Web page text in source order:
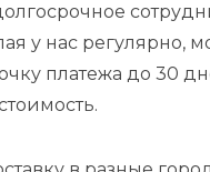
у нас регулярно,
платежа до 30